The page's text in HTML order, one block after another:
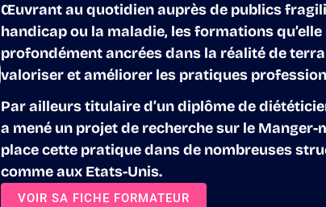
Œuvrant au quotidien auprès de publics
handicap ou la maladie, les formations
profondément ancrées dans la réalité de
valoriser et améliorer les pratiques
Par ailleurs titulaire d’un diplôme de
a mené un projet de recherche sur le Manger-
place cette pratique dans de nombreuses
comme aux Etats-Unis.
VOIR SA FICHE FORMATEUR